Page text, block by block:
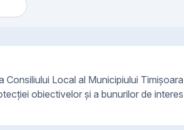
Local al Municipiului Timișoara
obiectivelor și a bunurilor de interes